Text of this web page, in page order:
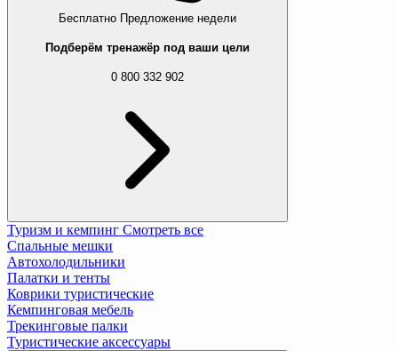
Бесплатно Предложение недели
Подберём тренажёр под ваши цели
0 800 332 902
Туризм и кемпинг Смотреть все
Спальные мешки
Автохолодильники
Палатки и тенты
Коврики туристические
Кемпинговая мебель
Трекинговые палки
Туристические аксессуары